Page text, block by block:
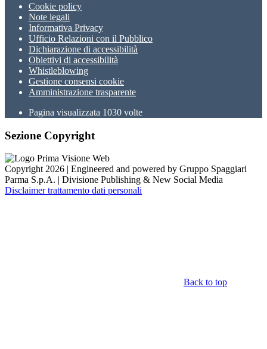
Cookie policy
Note legali
Informativa Privacy
Ufficio Relazioni con il Pubblico
Dichiarazione di accessibilità
Obiettivi di accessibilità
Whistleblowing
Gestione consensi cookie
Amministrazione trasparente
Pagina visualizzata 1030 volte
Sezione Copyright
Copyright 2026 | Engineered and powered by Gruppo Spaggiari
Parma S.p.A. | Divisione Publishing & New Social Media
Disclaimer trattamento dati personali
Back to top